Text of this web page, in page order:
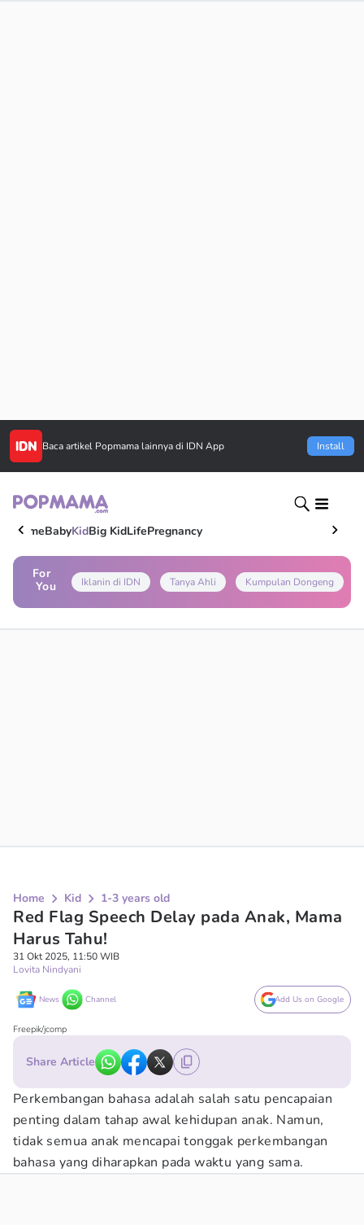
Baca artikel Popmama lainnya di IDN App Install
HomeBabyKidBig KidLifePregnancy
For
You
Iklanin di IDN Tanya Ahli Kumpulan Dongeng
Home Kid 1-3 years old
Red Flag Speech Delay pada Anak, Mama
Harus Tahu!
31 Okt 2025, 11:50 WIB
Lovita Nindyani
News Channel Add Us on Google
Freepik/jcomp
Share Article
Perkembangan bahasa adalah salah satu pencapaian
penting dalam tahap awal kehidupan anak. Namun,
tidak semua anak mencapai tonggak perkembangan
bahasa yang diharapkan pada waktu yang sama.